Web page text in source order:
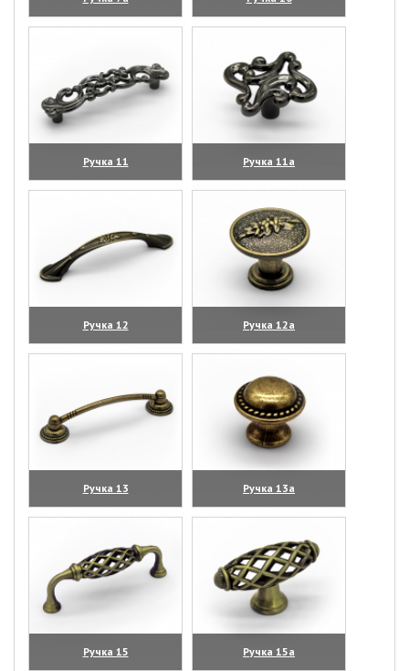
(увеличить)
(увеличить)
Ручка 11
(увеличить)
Ручка 11а
(увеличить)
Ручка 12
(увеличить)
Ручка 12а
(увеличить)
Ручка 13
(увеличить)
Ручка 13а
(увеличить)
Ручка 15
Ручка 15а